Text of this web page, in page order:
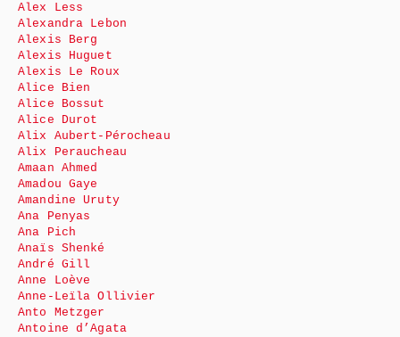
Alex Less
Alexandra Lebon
Alexis Berg
Alexis Huguet
Alexis Le Roux
Alice Bien
Alice Bossut
Alice Durot
Alix Aubert-Pérocheau
Alix Peraucheau
Amaan Ahmed
Amadou Gaye
Amandine Uruty
Ana Penyas
Ana Pich
Anaïs Shenké
André Gill
Anne Loève
Anne-Leïla Ollivier
Anto Metzger
Antoine d’Agata